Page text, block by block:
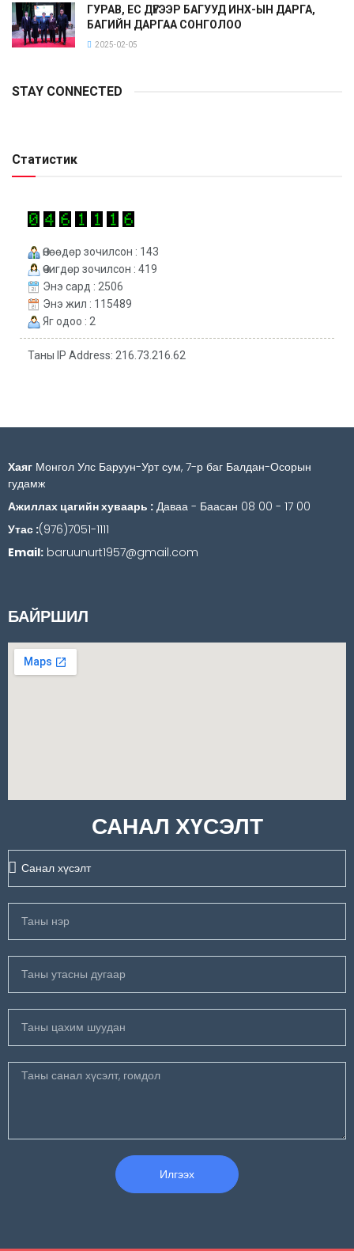
ГУРАВ, ЕС ДҮГЭЭР БАГУУД ИНХ-ЫН ДАРГА,
БАГИЙН ДАРГАА СОНГОЛОО
2025-02-05
STAY CONNECTED
Статистик
Өнөөдөр зочилсон : 143
Өчигдөр зочилсон : 419
Энэ сард : 2506
Энэ жил : 115489
Яг одоо : 2
Таны IP Address: 216.73.216.62
Хаяг Монгол Улс Баруун-Урт сум, 7-р баг Балдан-Осорын
гудамж
Ажиллах цагийн хуваарь : Даваа - Баасан 08 00 - 17 00
Утас :(976)7051-1111
Email: baruunurt1957@gmail.com
БАЙРШИЛ
САНАЛ ХҮСЭЛТ
Илгээх